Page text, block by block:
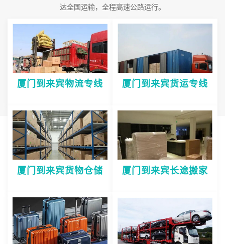
达全国运输，全程高速公路运行。
厦门到来宾物流专线 厦门到来宾货运专线
厦门到来宾货物仓储 厦门到来宾长途搬家